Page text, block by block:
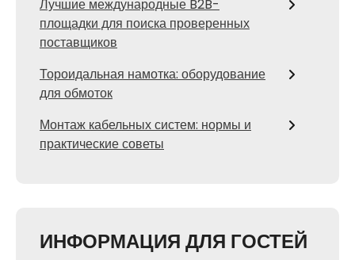
Лучшие международные B2B-
площадки для поиска проверенных
поставщиков
Тороидальная намотка: оборудование
для обмоток
Монтаж кабельных систем: нормы и
практические советы
ИНФОРМАЦИЯ ДЛЯ ГОСТЕЙ